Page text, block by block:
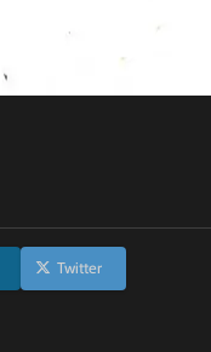
Twitter